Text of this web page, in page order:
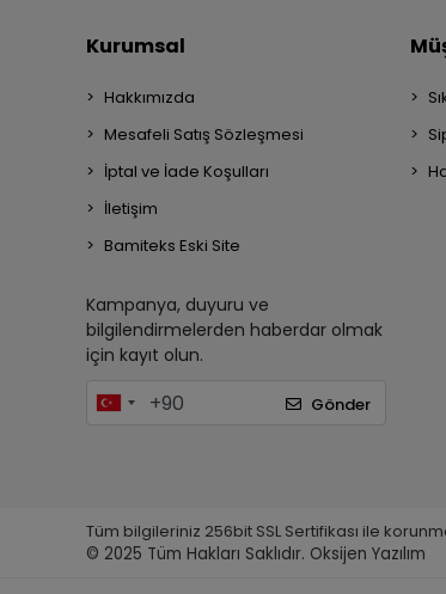
Kurumsal
Hakkımızda
Mesafeli Satış Sözleşmesi
İptal ve İade Koşulları
İletişim
Bamiteks Eski Site
Kampanya, duyuru ve
bilgilendirmelerden haberdar olmak
için kayıt olun.
Gönder
Tüm bilgileriniz 256bit SSL Sertifikası ile
© 2025 Tüm Hakları Saklıdır. Oksijen Yazılım